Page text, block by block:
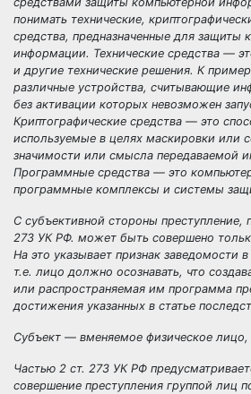
понимать технические,
средства, предназначенные для защиты
информации. Технические средства —
и другие технические решения. К
различные устройства, считывающие
без активации которых невозможен
Криптографические средства — это
используемые в целях маскировки или
значимости или смысла передаваемой
Программные средства — это
программные комплексы и системы
С субъективной стороны преступление,
273 УК РФ. может быть совершено
На это указывает признак заведомости
т.е. лицо должно осознавать, что
или распространяемая им программа
достижения указанных в статье
Субъект — вменяемое физическое лицо,
Частью 2 ст. 273 УК РФ
совершение преступления группой лиц